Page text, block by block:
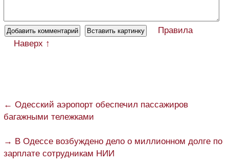
Правила
Наверх ↑
← Одесский аэропорт обеспечил пассажиров
багажными тележками
→ В Одессе возбуждено дело о миллионном долге по
зарплате сотрудникам НИИ